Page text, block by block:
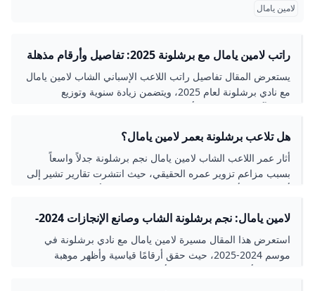
لامين يامال
راتب لامين يامال مع برشلونة 2025: تفاصيل وأرقام مذهلة
يستعرض المقال تفاصيل راتب اللاعب الإسباني الشاب لامين يامال
مع نادي برشلونة لعام 2025، ويتضمن زيادة سنوية وتوزيع
هل تلاعب برشلونة بعمر لامين يامال؟
أثار عمر اللاعب الشاب لامين يامال نجم برشلونة جدلاً واسعاً
بسبب مزاعم تزوير عمره الحقيقي، حيث انتشرت تقارير تشير إلى
لامين يامال: نجم برشلونة الشاب وصانع الإنجازات 2024-
2025
استعرض هذا المقال مسيرة لامين يامال مع نادي برشلونة في
موسم 2024-2025، حيث حقق أرقامًا قياسية وأظهر موهبة